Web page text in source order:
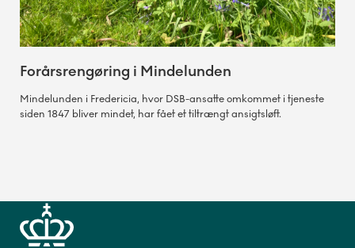
Forårsrengøring i Mindelunden
Mindelunden i Fredericia, hvor DSB-ansatte omkommet i tjeneste
siden 1847 bliver mindet, har fået et tiltrængt ansigtsløft.